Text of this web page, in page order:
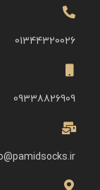
01344320026
09338826909